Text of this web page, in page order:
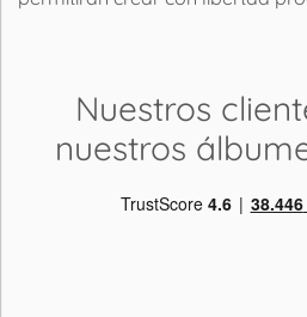
Nuestros
nuestros